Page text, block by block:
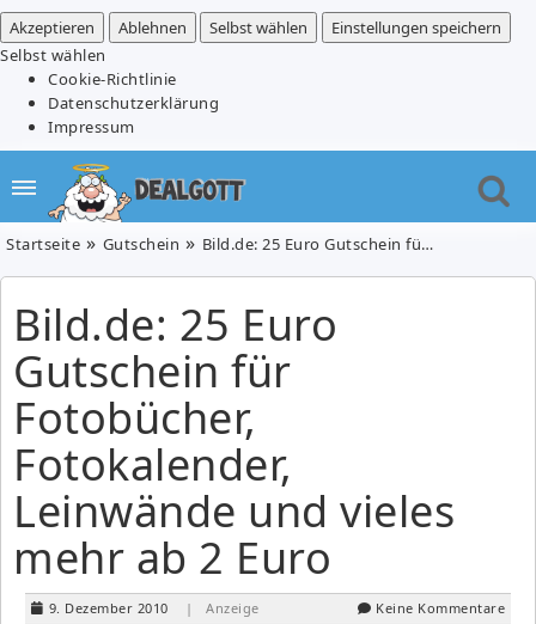
Akzeptieren
Ablehnen Selbst wählen
Einstellungen speichern
Selbst wählen
Cookie-Richtlinie
Datenschutzerklärung
Impressum
Startseite Gutschein Bild.de: 25 Euro Gutschein für Fotobücher, Fotokalender, Leinwände und vieles mehr ab 2 Euro
Bild.de: 25 Euro
Gutschein für
Fotobücher,
Fotokalender,
Leinwände und vieles
mehr ab 2 Euro
9. Dezember 2010 | Anzeige Keine Kommentare